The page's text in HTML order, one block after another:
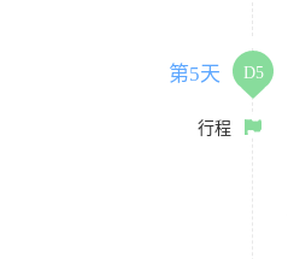
第5天 D5
行程